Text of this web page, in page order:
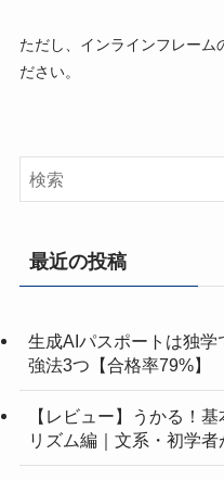
ただし、インラインフレーム
ださい。
最近の投稿
生成AIパスポートは独
強法3つ【合格率79%】
【レビュー】うかる！
リズム編｜文系・初学